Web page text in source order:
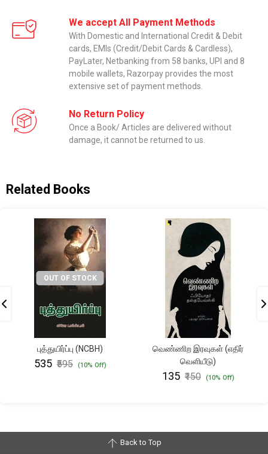
We accept All Payment Methods
With Domestic and International Credit & Debit
cards, EMIs (Credit/Debit Cards & Cardless),
PayLater, Netbanking from 58 banks, UPI and 8
mobile wallets, Razorpay provides the most
extensive set of payment methods.
No Return Policy
Once a Book/ Articles are delivered without
damage, it cannot be returned to us.
Related Books
OUT OF STOCK
புத்துயிர்ப்பு (NCBH)
₹535 ₹595 (10% Off)
வெண்ணிற இரவுகள் (எதிர்
வெளியீடு)
₹135 ₹150 (10% Off)
Back to Top